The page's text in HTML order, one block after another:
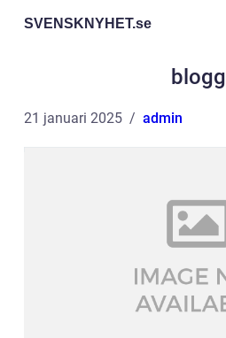
SVENSKNYHET.se
blogg
21 januari 2025 admin